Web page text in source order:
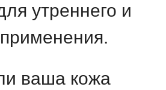
утреннего и
ваша кожа